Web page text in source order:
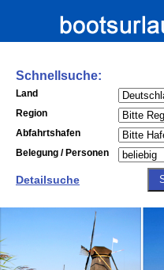
Schnellsuche:
Land
Region
Abfahrtshafen
Belegung / Personen
Detailsuche